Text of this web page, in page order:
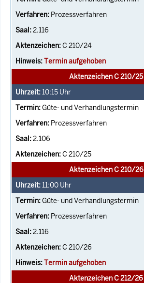
Prozessverfahren
2.116
C 210/24
Termin aufgehoben
Aktenzeichen C 210/25
10:15 Uhr
Güte- und Verhandlungstermin
Prozessverfahren
2.106
C 210/25
Aktenzeichen C 210/26
11:00 Uhr
Güte- und Verhandlungstermin
Prozessverfahren
2.116
C 210/26
Termin aufgehoben
Aktenzeichen C 212/26